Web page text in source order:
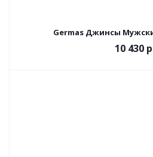
Germas Джинсы
10 430